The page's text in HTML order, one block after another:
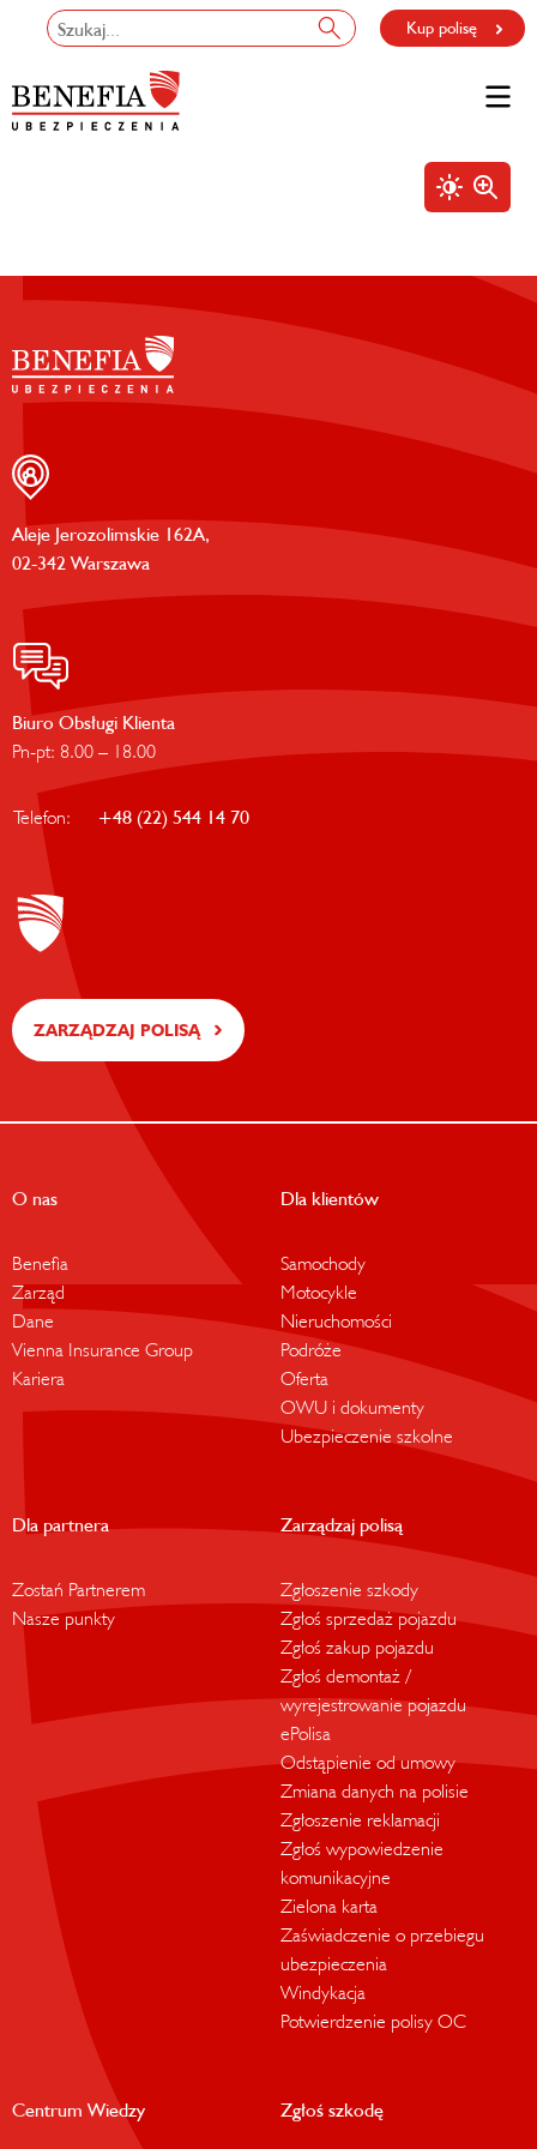
Kup polisę
Aleje Jerozolimskie 162A,
02-342 Warszawa
Biuro Obsługi Klienta
Pn-pt: 8.00 – 18.00
Telefon: +48 (22) 544 14 70
ZARZĄDZAJ POLISĄ
O nas
Benefia
Zarząd
Dane
Vienna Insurance Group
Kariera
Dla klientów
Samochody
Motocykle
Nieruchomości
Podróże
Oferta
OWU i dokumenty
Ubezpieczenie szkolne
Dla partnera
Zostań Partnerem
Nasze punkty
Zarządzaj polisą
Zgłoszenie szkody
Zgłoś sprzedaż pojazdu
Zgłoś zakup pojazdu
Zgłoś demontaż /
wyrejestrowanie pojazdu
ePolisa
Odstąpienie od umowy
Zmiana danych na polisie
Zgłoszenie reklamacji
Zgłoś wypowiedzenie
komunikacyjne
Zielona karta
Zaświadczenie o przebiegu
ubezpieczenia
Windykacja
Potwierdzenie polisy OC
Centrum Wiedzy Zgłoś szkodę